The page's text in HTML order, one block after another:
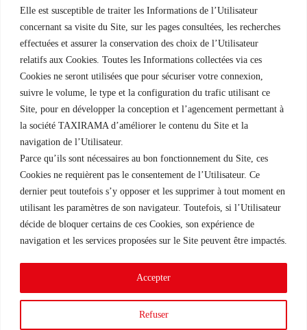
Elle est susceptible de traiter les Informations de l’Utilisateur
concernant sa visite du Site, sur les pages consultées, les recherches
effectuées et assurer la conservation des choix de l’Utilisateur
relatifs aux Cookies. Toutes les Informations collectées via ces
Cookies ne seront utilisées que pour sécuriser votre connexion,
suivre le volume, le type et la configuration du trafic utilisant ce
Site, pour en développer la conception et l’agencement permettant à
la société TAXIRAMA d’améliorer le contenu du Site et la
navigation de l’Utilisateur.
Parce qu’ils sont nécessaires au bon fonctionnement du Site, ces
Cookies ne requièrent pas le consentement de l’Utilisateur. Ce
dernier peut toutefois s’y opposer et les supprimer à tout moment en
utilisant les paramètres de son navigateur. Toutefois, si l’Utilisateur
décide de bloquer certains de ces Cookies, son expérience de
navigation et les services proposées sur le Site peuvent être impactés.
Refuser
Accepter
Licences
Acheter une licence
Vendre une licence
Une filiale du Groupe Rousselet
Conditions Générales d’Utilisation